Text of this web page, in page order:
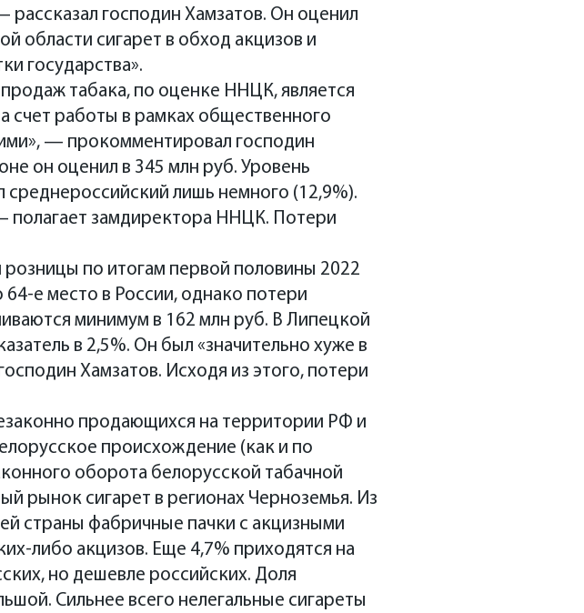
господин Хамзатов. Он оценил
области сигарет в обход акцизов и
государства».
табака, по оценке ННЦК, является
счет работы в рамках общественного
— прокомментировал господин
он оценил в 345 млн руб. Уровень
лишь немного (12,9%).
полагает замдиректора ННЦК. Потери
по итогам первой половины 2022
е место в России, однако потери
минимум в 162 млн руб. В Липецкой
в 2,5%. Он был «значительно хуже в
Хамзатов. Исходя из этого, потери
продающихся на территории РФ и
происхождение (как и по
оборота белорусской табачной
рынок сигарет в регионах Черноземья. Из
страны фабричные пачки с акцизными
либо акцизов. Еще 4,7% приходятся на
но дешевле российских. Доля
Сильнее всего нелегальные сигареты